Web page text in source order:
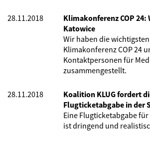
28.11.2018
Klimakonferenz COP 24:
Katowice
Wir haben die
Klimakonferenz COP 24
Kontaktpersonen für
zusammengestellt.
28.11.2018
Koalition KLUG fordert
Flugticketabgabe in der
Eine Flugticketabgabe
ist dringend und